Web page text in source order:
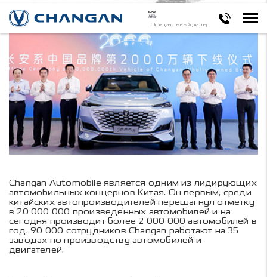
Официальный дилер
Changan Automobile является одним из лидирующих
автомобильных концернов Китая. Он первым, среди
китайских автопроизводителей перешагнул отметку
в 20 000 000 произведенных автомобилей и на
сегодня производит более 2 000 000 автомобилей в
год. 90 000 сотрудников Changan работают на 35
заводах по производству автомобилей и
двигателей.